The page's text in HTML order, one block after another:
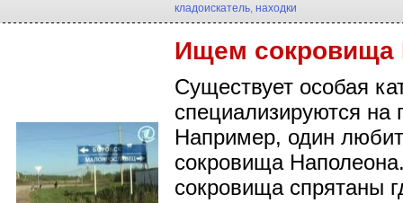
кладоискатель, находки
Ищем сокровища
Существует особая
специализируются на
Например, один
сокровища
сокровища спрятаны